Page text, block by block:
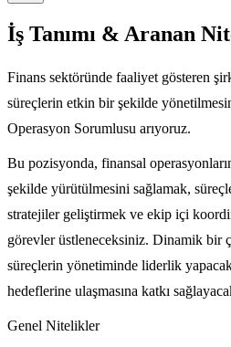
İş Tanımı & Aranan
Finans sektöründe faaliyet gösteren
süreçlerin etkin bir şekilde
Operasyon Sorumlusu arıyoruz.
Bu pozisyonda, finansal
şekilde yürütülmesini sağlamak,
stratejiler geliştirmek ve ekip içi
görevler üstleneceksiniz. Dinamik bir
süreçlerin yönetiminde liderlik
hedeflerine ulaşmasına katkı
Genel Nitelikler